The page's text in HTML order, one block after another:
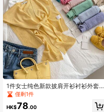
1件女士纯色新款披肩开衫衬衫外套，
办公室空调房肩部保暖围脖，旅行必
备，假日必备
僅剩1件
HK$78.00